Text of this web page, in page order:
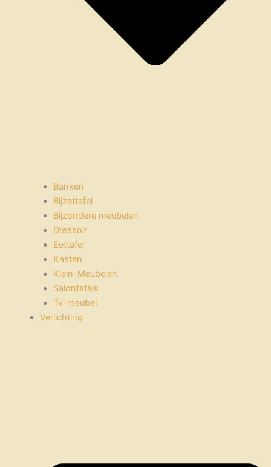
Banken
Bijzettafel
Bijzondere meubelen
Dressoir
Eettafel
Kasten
Klein-Meubelen
Salontafels
Tv-meubel
Verlichting